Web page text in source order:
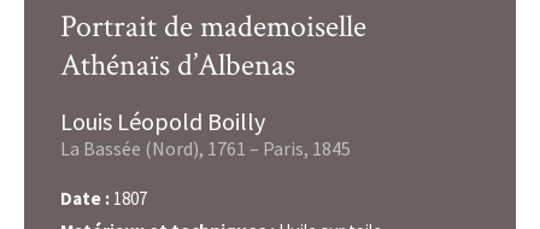
Portrait de mademoiselle
Athénaïs d’Albenas
Louis Léopold Boilly
La Bassée (Nord), 1761 – Paris, 1845
Date : 1807